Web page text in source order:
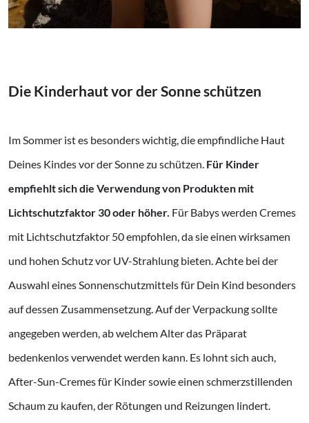
Die Kinderhaut vor der Sonne schützen
Im Sommer ist es besonders wichtig, die empfindliche Haut
Deines Kindes vor der Sonne zu schützen. Für Kinder
empfiehlt sich die Verwendung von Produkten mit
Lichtschutzfaktor 30 oder höher. Für Babys werden Cremes
mit Lichtschutzfaktor 50 empfohlen, da sie einen wirksamen
und hohen Schutz vor UV-Strahlung bieten. Achte bei der
Auswahl eines Sonnenschutzmittels für Dein Kind besonders
auf dessen Zusammensetzung. Auf der Verpackung sollte
angegeben werden, ab welchem ​​Alter das Präparat
bedenkenlos verwendet werden kann. Es lohnt sich auch,
After-Sun-Cremes für Kinder sowie einen schmerzstillenden
Schaum zu kaufen, der Rötungen und Reizungen lindert.